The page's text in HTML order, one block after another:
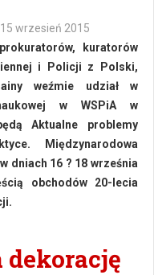
wrzesień 2015
kuratorów
i Policji z Polski,
weźmie udział w
w WSPiA w
Aktualne problemy
Międzynarodowa
dniach 16 ? 18 września
obchodów 20-lecia
dekorację